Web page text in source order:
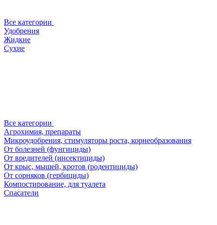
Все категории
Удобрения
Жидкие
Сухие
Все категории
Агрохимия, препараты
Микроудобрения, стимуляторы роста, корнеобразования
От болезней (фунгициды)
От вредителей (инсектициды)
От крыс, мышей, кротов (родентициды)
От сорняков (гербициды)
Компостирование, для туалета
Спасатели